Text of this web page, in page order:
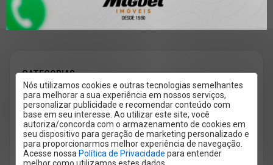
Nós utilizamos cookies e outras tecnologias semelhantes
para melhorar a sua experiência em nossos serviços,
personalizar publicidade e recomendar conteúdo com
base em seu interesse. Ao utilizar este site, você
autoriza/concorda com o armazenamento de cookies em
seu dispositivo para geração de marketing personalizado e
para proporcionarmos melhor experiência de navegação.
Acesse nossa Política de Privacidade para entender
CATEGORIAS
Arquitetura
Cultura
Curiosidade 7
Decoração 21